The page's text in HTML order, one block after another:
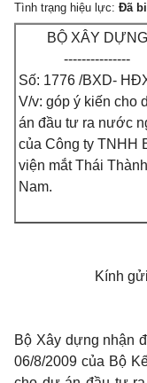
Tình trạng hiệu lực: Đã
BỘ XÂY DỰNG
---------------
Số: 1776 /BXD-
V/v: góp ý kiến cho
án đầu tư ra nước
của Công ty TNHH
viện mắt Thái Thành
Nam.
Kính
Bộ Xây dựng nhận
06/8/2009 của Bộ